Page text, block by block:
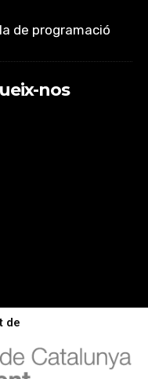
de programació
nos
de